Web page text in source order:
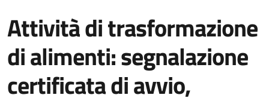
Attività di trasformazione
di alimenti: segnalazione
certificata di avvio,